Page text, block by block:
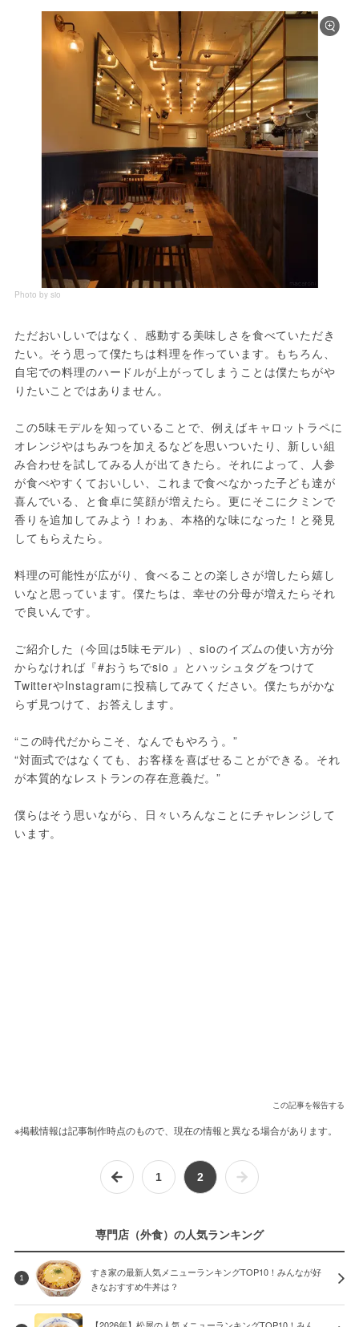
Photo by sio
ただおいしいではなく、感動する美味しさを食べていただき
たい。そう思って僕たちは料理を作っています。もちろん、
自宅での料理のハードルが上がってしまうことは僕たちがや
りたいことではありません。
この5味モデルを知っていることで、例えばキャロットラペに
オレンジやはちみつを加えるなどを思いついたり、新しい組
み合わせを試してみる人が出てきたら。それによって、人参
が食べやすくておいしい、これまで食べなかった子ども達が
喜んでいる、と食卓に笑顔が増えたら。更にそこにクミンで
香りを追加してみよう！わぁ、本格的な味になった！と発見
してもらえたら。
料理の可能性が広がり、食べることの楽しさが増したら嬉し
いなと思っています。僕たちは、幸せの分母が増えたらそれ
で良いんです。
ご紹介した（今回は5味モデル）、sioのイズムの使い方が分
からなければ『#おうちでsio 』とハッシュタグをつけて
TwitterやInstagramに投稿してみてください。僕たちがかな
らず見つけて、お答えします。
“この時代だからこそ、なんでもやろう。”
“対面式ではなくても、お客様を喜ばせることができる。それ
が本質的なレストランの存在意義だ。”
僕らはそう思いながら、日々いろんなことにチャレンジして
います。
この記事を報告する
※掲載情報は記事制作時点のもので、現在の情報と異なる場合があります。
1 2
専門店（外食）の人気ランキング
1
すき家の最新人気メニューランキングTOP10！みんなが好
きなおすすめ牛丼は？